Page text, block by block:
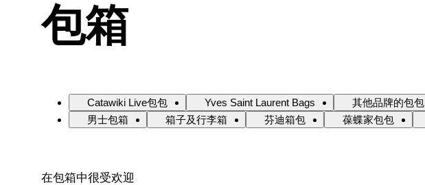
包箱
Catawiki Live包包 Yves Saint Laurent Bags 其他品牌的包包
男士包箱
箱子及行李箱 芬迪箱包 葆蝶家包包
在包箱中很受欢迎